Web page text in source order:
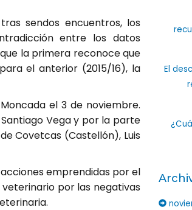
sendos encuentros, los
entre los datos
la primera reconoce que
el anterior (2015/16), la
el 3 de noviembre.
Vega y por la parte
Covetcas (Castellón), Luis
emprendidas por el
por las negativas
El